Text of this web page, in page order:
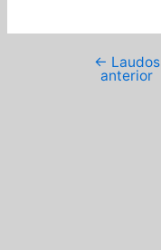
← Laudos
anterior